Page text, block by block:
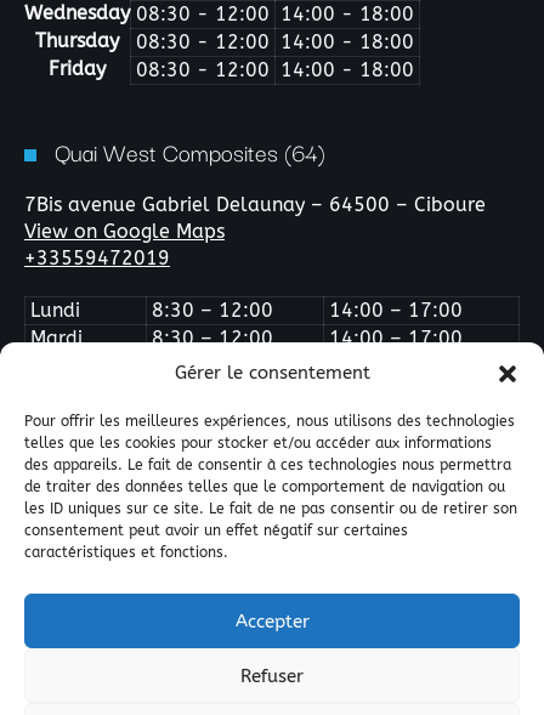
Gérer le consentement
Pour offrir les meilleures expériences, nous utilisons des technologies
telles que les cookies pour stocker et/ou accéder aux informations
des appareils. Le fait de consentir à ces technologies nous permettra
de traiter des données telles que le comportement de navigation ou
les ID uniques sur ce site. Le fait de ne pas consentir ou de retirer son
consentement peut avoir un effet négatif sur certaines
caractéristiques et fonctions.
Accepter
Refuser
Wednesday 08:30 - 12:00 14:00 - 18:00
Thursday
08:30 - 12:00 14:00 - 18:00
Friday
08:30 - 12:00 14:00 - 18:00
Quai West Composites (64)
7Bis avenue Gabriel Delaunay – 64500 – Ciboure
View on Google Maps
+33559472019
Lundi 8:30 – 12:00
14:00 – 17:00
Mardi
8:30 – 12:00
14:00 – 17:00
Fermé
Fermé
Vendredi
8:30 – 12:00 14:00 – 16:00
Guide de référence des résines composites
Politique de confidentialité